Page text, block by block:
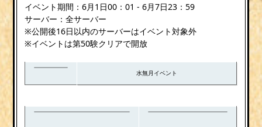
イベント期間：6月1日00：01 - 6月7日23：59
サーバー：全サーバー
※公開後16日以内のサーバーはイベント対象外
※イベントは第50験クリアで開放
水無月イベント